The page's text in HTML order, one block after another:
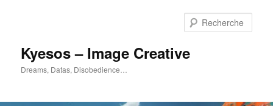
Kyesos – Image Creative
Dreams, Datas, Disobedience…